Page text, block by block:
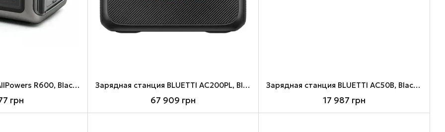
Зарядная станция AllPowers R600, Black, 600 Вт / 299 Вт/ч
грн
Зарядная станция BLUETTI AC200PL, Black, 2400 Вт / 2304 Вт/ч
67 909 грн
Зарядная станция BLUETTI AC50B, Black, 700 Вт / 448 Вт/ч
17 987 грн